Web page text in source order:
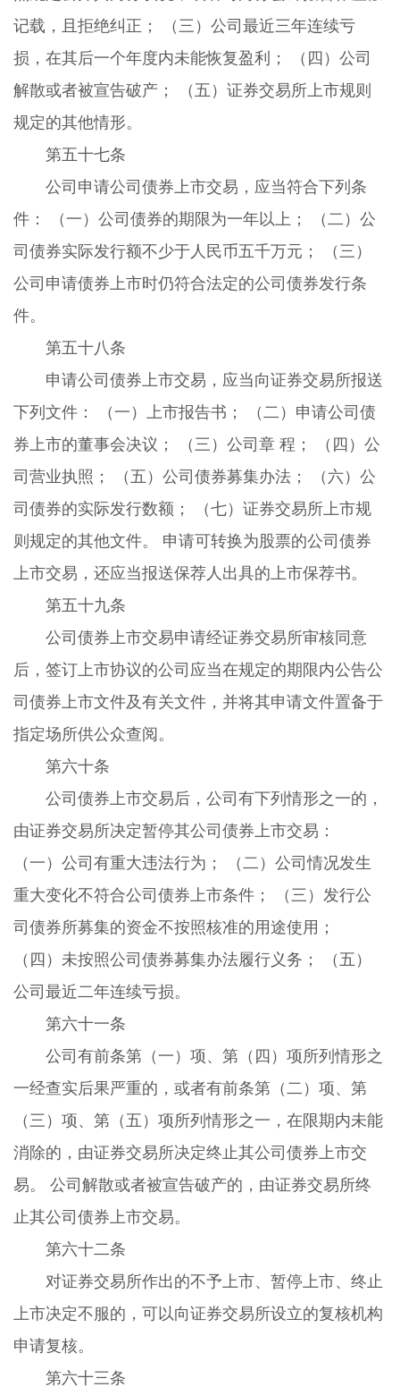
记载，且拒绝纠正； （三）公司最近三年连续亏
损，在其后一个年度内未能恢复盈利； （四）公司
解散或者被宣告破产； （五）证券交易所上市规则
规定的其他情形。
第五十七条
公司申请公司债券上市交易，应当符合下列条
件： （一）公司债券的期限为一年以上； （二）公
司债券实际发行额不少于人民币五千万元； （三）
公司申请债券上市时仍符合法定的公司债券发行条
件。
第五十八条
申请公司债券上市交易，应当向证券交易所报送
下列文件： （一）上市报告书； （二）申请公司债
券上市的董事会决议； （三）公司章 程； （四）公
司营业执照； （五）公司债券募集办法； （六）公
司债券的实际发行数额； （七）证券交易所上市规
则规定的其他文件。 申请可转换为股票的公司债券
上市交易，还应当报送保荐人出具的上市保荐书。
第五十九条
公司债券上市交易申请经证券交易所审核同意
后，签订上市协议的公司应当在规定的期限内公告公
司债券上市文件及有关文件，并将其申请文件置备于
指定场所供公众查阅。
第六十条
公司债券上市交易后，公司有下列情形之一的，
由证券交易所决定暂停其公司债券上市交易：
（一）公司有重大违法行为； （二）公司情况发生
重大变化不符合公司债券上市条件； （三）发行公
司债券所募集的资金不按照核准的用途使用；
（四）未按照公司债券募集办法履行义务； （五）
公司最近二年连续亏损。
第六十一条
公司有前条第（一）项、第（四）项所列情形之
一经查实后果严重的，或者有前条第（二）项、第
（三）项、第（五）项所列情形之一，在限期内未能
消除的，由证券交易所决定终止其公司债券上市交
易。 公司解散或者被宣告破产的，由证券交易所终
止其公司债券上市交易。
第六十二条
对证券交易所作出的不予上市、暂停上市、终止
上市决定不服的，可以向证券交易所设立的复核机构
申请复核。
第六十三条